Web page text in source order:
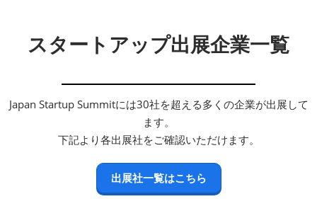
スタートアップ出展企業一覧
Japan Startup Summitには30社を超える多くの企業が出展して
ます。
下記より各出展社をご確認いただけます。
出展社一覧はこちら